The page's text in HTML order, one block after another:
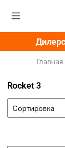
Главная
Rocket 3